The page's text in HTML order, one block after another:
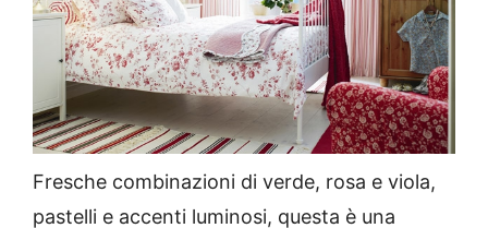
Fresche combinazioni di verde, rosa e viola,
pastelli e accenti luminosi, questa è una